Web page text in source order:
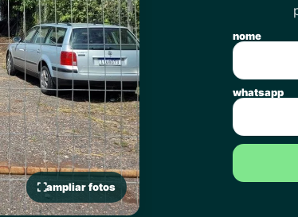
ampliar fotos
nome
whatsapp